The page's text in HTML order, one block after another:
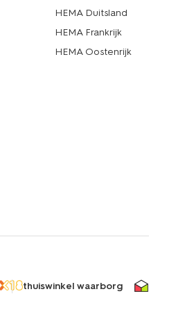
HEMA Duitsland
HEMA Frankrijk
HEMA Oostenrijk
thuiswinkel waarborg